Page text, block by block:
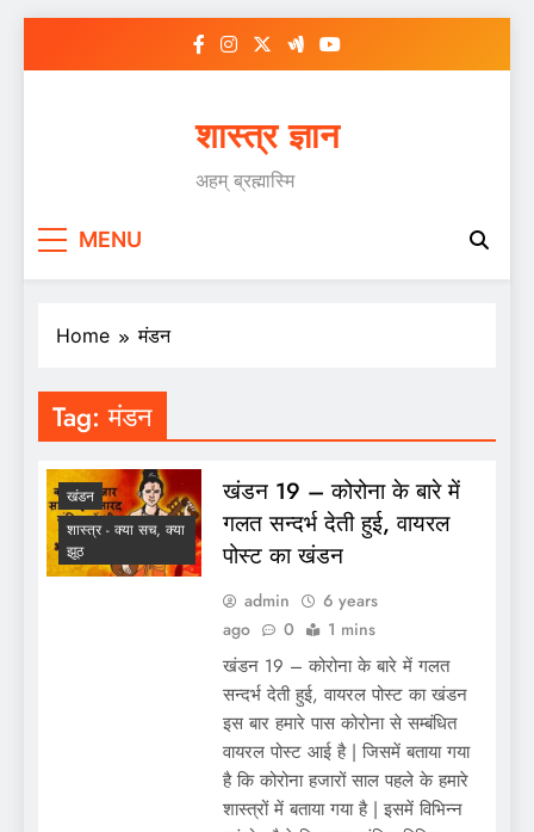
शास्त्र ज्ञान
अहम् ब्रह्मास्मि
MENU
Home मंडन
Tag:मंडन
खंडन
शास्त्र - क्या सच, क्या
झूठ
खंडन 19 – कोरोना के बारे में
गलत सन्दर्भ देती हुई, वायरल
पोस्ट का खंडन
admin
6 years
ago
0 1 mins
खंडन 19 – कोरोना के बारे में गलत
सन्दर्भ देती हुई, वायरल पोस्ट का खंडन
इस बार हमारे पास कोरोना से सम्बंधित
वायरल पोस्ट आई है | जिसमें बताया गया
है कि कोरोना हजारों साल पहले के हमारे
शास्त्रों में बताया गया है | इसमें विभिन्न